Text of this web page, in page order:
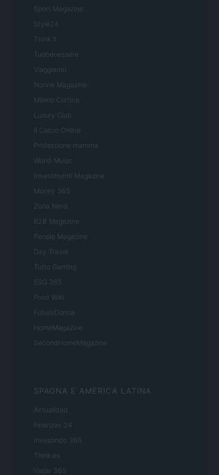
Sport Magazine
Style24
Think.it
Tuobenessere
Viaggiamo
Nonne Magazine
Milano Cortina
Luxury Club
Il Calcio Online
Professione mamma
World Music
Investimenti Magazine
Money 365
Zona Nerd
B2B Magazine
People Magazine
Day Travel
Tutto Gaming
ESG 365
Food Wiki
FuturoDonna
HomeMagazine
SecondHomeMagazine
SPAGNA E AMERICA LATINA
Actualidad
Finanzas 24
Investindo 365
Think.es
Viajar 365